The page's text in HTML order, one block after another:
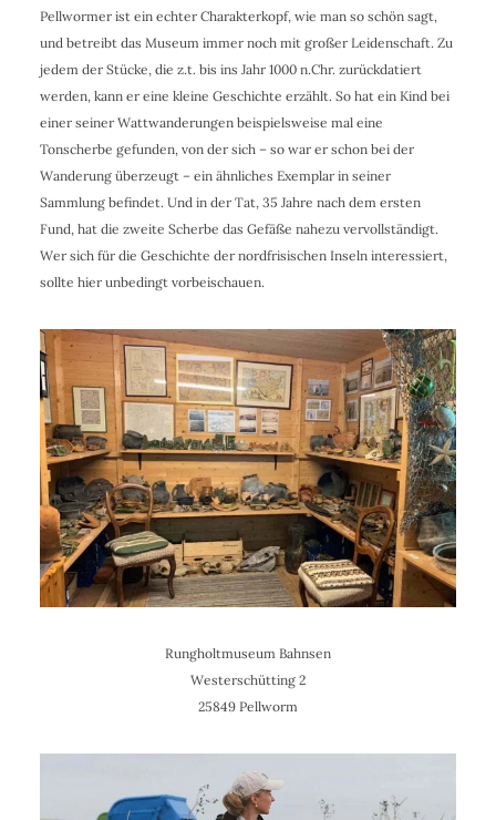
Pellwormer ist ein echter Charakterkopf, wie man so schön sagt,
und betreibt das Museum immer noch mit großer Leidenschaft. Zu
jedem der Stücke, die z.t. bis ins Jahr 1000 n.Chr. zurückdatiert
werden, kann er eine kleine Geschichte erzählt. So hat ein Kind bei
einer seiner Wattwanderungen beispielsweise mal eine
Tonscherbe gefunden, von der sich – so war er schon bei der
Wanderung überzeugt – ein ähnliches Exemplar in seiner
Sammlung befindet. Und in der Tat, 35 Jahre nach dem ersten
Fund, hat die zweite Scherbe das Gefäße nahezu vervollständigt.
Wer sich für die Geschichte der nordfrisischen Inseln interessiert,
sollte hier unbedingt vorbeischauen.
Rungholtmuseum Bahnsen
Westerschütting 2
25849 Pellworm